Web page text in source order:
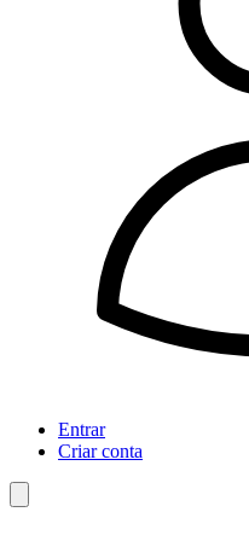
Entrar
Criar conta